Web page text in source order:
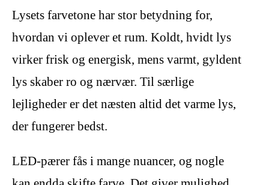
Lysets farvetone har stor betydning for,
hvordan vi oplever et rum. Koldt, hvidt lys
virker frisk og energisk, mens varmt, gyldent
lys skaber ro og nærvær. Til særlige
lejligheder er det næsten altid det varme lys,
der fungerer bedst.
LED-pærer fås i mange nuancer, og nogle